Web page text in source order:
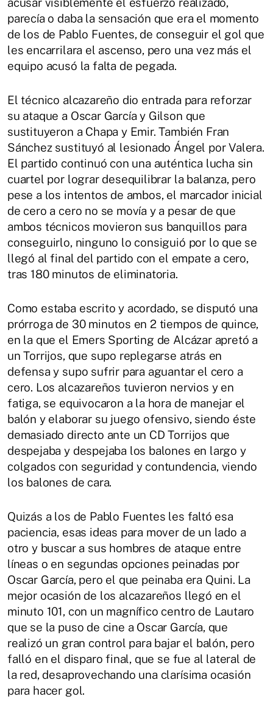
parecía o daba la sensación que era el momento
de los de Pablo Fuentes, de conseguir el gol que
les encarrilara el ascenso, pero una vez más el
equipo acusó la falta de pegada.
El técnico alcazareño dio entrada para reforzar
su ataque a Oscar García y Gilson que
sustituyeron a Chapa y Emir. También Fran
Sánchez sustituyó al lesionado Ángel por Valera.
El partido continuó con una auténtica lucha sin
cuartel por lograr desequilibrar la balanza, pero
pese a los intentos de ambos, el marcador inicial
de cero a cero no se movía y a pesar de que
ambos técnicos movieron sus banquillos para
conseguirlo, ninguno lo consiguió por lo que se
llegó al final del partido con el empate a cero,
tras 180 minutos de eliminatoria.
Como estaba escrito y acordado, se disputó una
prórroga de 30 minutos en 2 tiempos de quince,
en la que el Emers Sporting de Alcázar apretó a
un Torrijos, que supo replegarse atrás en
defensa y supo sufrir para aguantar el cero a
cero. Los alcazareños tuvieron nervios y en
fatiga, se equivocaron a la hora de manejar el
balón y elaborar su juego ofensivo, siendo éste
demasiado directo ante un CD Torrijos que
despejaba y despejaba los balones en largo y
colgados con seguridad y contundencia, viendo
los balones de cara.
Quizás a los de Pablo Fuentes les faltó esa
paciencia, esas ideas para mover de un lado a
otro y buscar a sus hombres de ataque entre
líneas o en segundas opciones peinadas por
Oscar García, pero el que peinaba era Quini. La
mejor ocasión de los alcazareños llegó en el
minuto 101, con un magnífico centro de Lautaro
que se la puso de cine a Oscar García, que
realizó un gran control para bajar el balón, pero
falló en el disparo final, que se fue al lateral de
la red, desaprovechando una clarísima ocasión
para hacer gol.